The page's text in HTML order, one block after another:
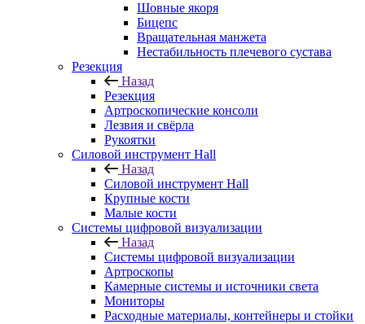
Шовные якоря
Бицепс
Вращательная манжета
Нестабильность плечевого сустава
Резекция
Назад
Резекция
Артроскопические консоли
Лезвия и свёрла
Рукоятки
Силовой инструмент Hall
Назад
Силовой инструмент Hall
Крупные кости
Малые кости
Системы цифровой визуализации
Назад
Системы цифровой визуализации
Артроскопы
Камерные системы и источники света
Мониторы
Расходные материалы, контейнеры и стойки